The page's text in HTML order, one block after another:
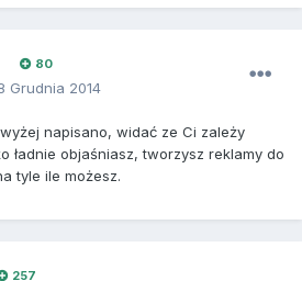
80
Grudnia 2014
napisano, widać ze Ci zależy
ładnie objaśniasz, tworzysz reklamy do
tyle ile możesz.
257